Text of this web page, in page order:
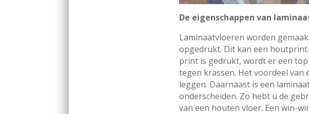
De eigenschappen van
Laminaatvloeren worden
opgedrukt. Dit kan een
print is gedrukt, wordt er een
tegen krassen. Het voordeel
leggen. Daarnaast is een
onderscheiden. Zo hebt u de
van een houten vloer. Een win-